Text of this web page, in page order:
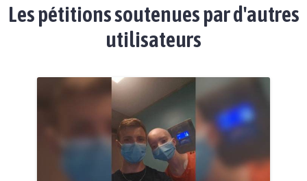
Les pétitions soutenues par d'autres
utilisateurs